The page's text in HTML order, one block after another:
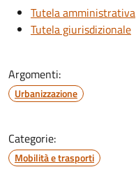
Tutela amministrativa
Tutela giurisdizionale
Argomenti:
Urbanizzazione
Categorie:
Mobilità e trasporti